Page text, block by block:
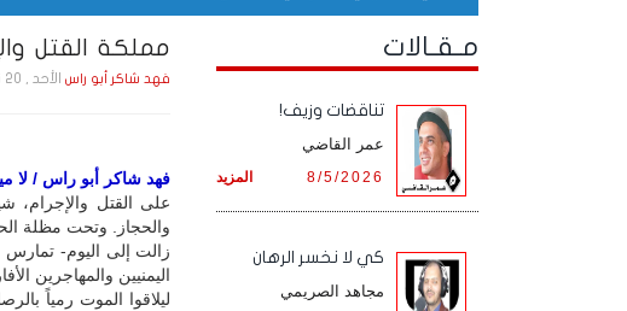
مملكة القتل
فهد شاكر أبو راسالأحد , 20 نـوفـمـبـر , 2022 الساعة 7:28:07 PM
فهد شاكر أبو راس / لا
على القتل والإجرام،
والحجاز. وتحت مظلة
زالت إلى اليوم- تمارس
اليمنيين والمهاجرين
ليلاقوا الموت رمياً
مـقـالات
تناقضات وزيف!
عمر القاضي
المزيد 8/5/2026
كي لا نخسر الرهان
مجاهد الصريمي